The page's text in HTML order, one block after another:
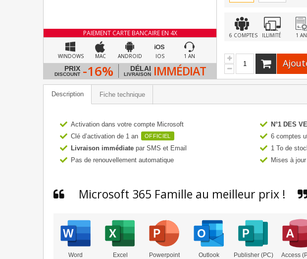
PAIEMENT CARTE BANCAIRE EN 4X
WINDOWS MAC ANDROID IOS 1 AN
PRIX
DISCOUNT -16% DÉLAI
LIVRAISON IMMÉDIAT
6 COMPTES ILLIMITÉ 1 AN
Description Fiche technique
Activation dans votre compte Microsoft
Clé d’activation de 1 an
OFFICIEL
Livraison immédiate par SMS et Email
Pas de renouvellement automatique
N°1 DES
6 comptes
1 To de
Mises à
Microsoft 365 Famille au meilleur prix !
Word Excel Powerpoint Outlook Publisher (PC) Access